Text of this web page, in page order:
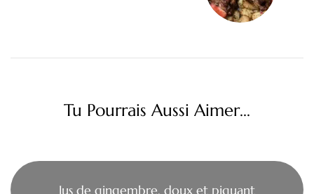
Tu Pourrais Aussi Aimer...
Jus de gingembre, doux et piquant